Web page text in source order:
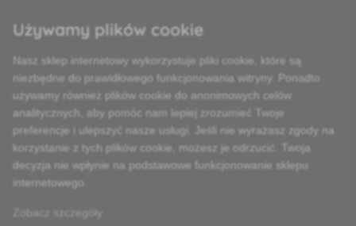
Zawsze służymy fachową poradą
Używamy plików cookie
Nasz sklep internetowy wykorzystuje pliki cookie, które są
niezbędne do prawidłowego funkcjonowania witryny. Ponadto
używamy również plików cookie do anonimowych celów
analitycznych, aby pomóc nam lepiej zrozumieć Twoje
preferencje i ulepszyć nasze usługi. Jeśli nie wyrażasz zgody na
korzystanie z tych plików cookie, możesz je odrzucić. Twoja
decyzja nie wpłynie na podstawowe funkcjonowanie sklepu
internetowego.
Zobacz szczegóły